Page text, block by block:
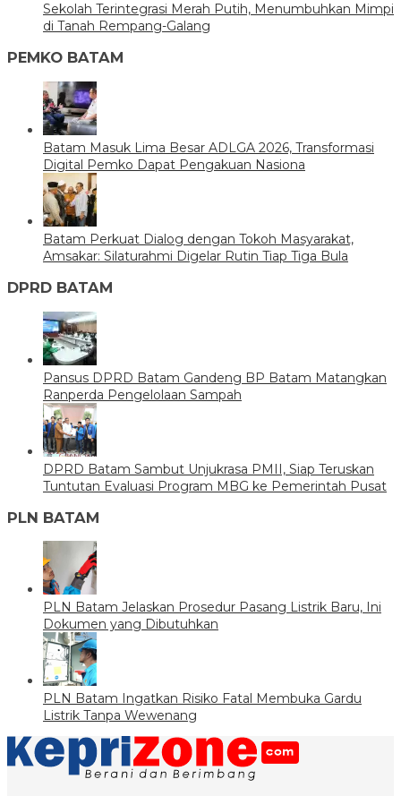
Sekolah Terintegrasi Merah Putih, Menumbuhkan Mimpi
di Tanah Rempang-Galang
PEMKO BATAM
Batam Masuk Lima Besar ADLGA 2026, Transformasi
Digital Pemko Dapat Pengakuan Nasiona
Batam Perkuat Dialog dengan Tokoh Masyarakat,
Amsakar: Silaturahmi Digelar Rutin Tiap Tiga Bula
DPRD BATAM
Pansus DPRD Batam Gandeng BP Batam Matangkan
Ranperda Pengelolaan Sampah
DPRD Batam Sambut Unjukrasa PMII, Siap Teruskan
Tuntutan Evaluasi Program MBG ke Pemerintah Pusat
PLN BATAM
PLN Batam Jelaskan Prosedur Pasang Listrik Baru, Ini
Dokumen yang Dibutuhkan
PLN Batam Ingatkan Risiko Fatal Membuka Gardu
Listrik Tanpa Wewenang